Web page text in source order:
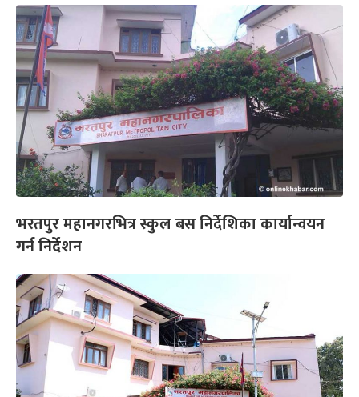
भरतपुर महानगरभित्र स्कुल बस निर्देशिका कार्यान्वयन
गर्न निर्देशन